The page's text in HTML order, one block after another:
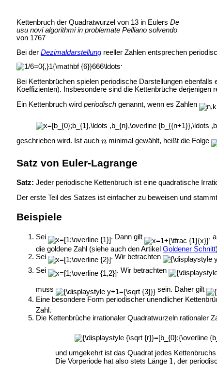
Kettenbruch der Quadratwurzel von 13 in Eulers De
usu novi algorithmi in problemate Pelliano solvendo
von 1767
Bei der Dezimaldarstellungreeller Zahlen entsprechen
.
Bei Kettenbrüchen spielen periodische Darstellungen
Koeffizienten). Insbesondere sind die Kettenbrüche
Ein Kettenbruch wird periodischgenannt, wenn es Zahlen
geschrieben wird. Ist auch minimal gewählt, heißt die Folge
Satz von Euler-Lagrange
Satz: Jeder periodische Kettenbruch ist eine quadratische
Der erste Teil des Satzes ist einfacher zu beweisen und
Beispiele
Sei . Dann gilt
,
die goldene Zahl (siehe auch den Artikel Goldener Schnitt
Sei
. Wir betrachten
Sei
. Wir betrachten
muss
sein. Daher gilt
Eine besondere Form periodischer unendlicher
Zahl.
Die Kettenbrüche irrationaler Quadratwurzeln rationaler
und umgekehrt ist das Quadrat jedes
Die Vorperiode hat also stets Länge
, der